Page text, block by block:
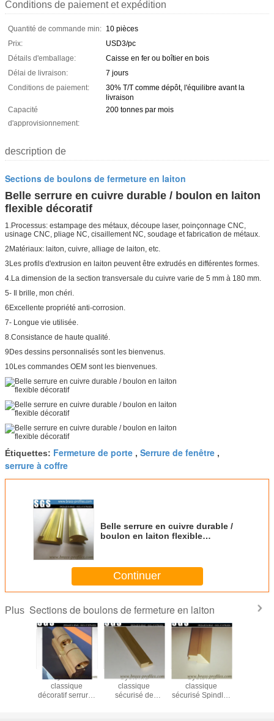
Conditions de paiement et expédition
Quantité de commande min: 10 pièces
Prix:
USD3/pc
Détails d'emballage:
Caisse en fer ou boîtier en bois
Délai de livraison:
7 jours
Conditions de paiement:
30% T/T comme dépôt, l'équilibre avant la
livraison
Capacité
d'approvisionnement:
200 tonnes par mois
description de
Sections de boulons de fermeture en laiton
Belle serrure en cuivre durable / boulon en laiton
flexible décoratif
1.Processus: estampage des métaux, découpe laser, poinçonnage CNC,
usinage CNC, pliage NC, cisaillement NC, soudage et fabrication de métaux.
2Matériaux: laiton, cuivre, alliage de laiton, etc.
3Les profils d'extrusion en laiton peuvent être extrudés en différentes formes.
4.La dimension de la section transversale du cuivre varie de 5 mm à 180 mm.
5- Il brille, mon chéri.
6Excellente propriété anti-corrosion.
7- Longue vie utilisée.
8.Consistance de haute qualité.
9Des dessins personnalisés sont les bienvenus.
10Les commandes OEM sont les bienvenues.
Étiquettes: Fermeture de porte , Serrure de fenêtre ,
serrure à coffre
Belle serrure en cuivre durable /
boulon en laiton flexible
Continuer
Plus Sections de boulons de fermeture en laiton
Système
classique
décoratif serrures
Système
classique
sécurisé de
Système
classique
sécurisé Spindles